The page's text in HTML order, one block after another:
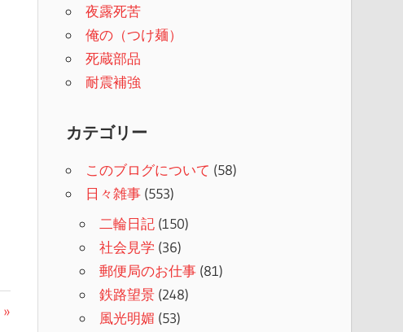
夜露死苦
俺の（つけ麺）
死蔵部品
耐震補強
カテゴリー
このブログについて (58)
日々雑事 (553)
二輪日記 (150)
社会見学 (36)
郵便局のお仕事 (81)
鉄路望景 (248)
風光明媚 (53)